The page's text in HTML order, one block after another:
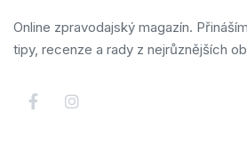
Online zpravodajský magazín.
tipy, recenze a rady z nejrůznějších